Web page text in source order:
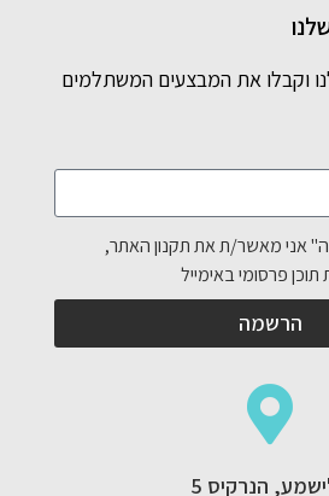
וקבלו את המבצעים המשתלמים
אני מאשר/ת את תקנון האתר,
פרסומי באימייל
הרשמה
הנרקיס 5